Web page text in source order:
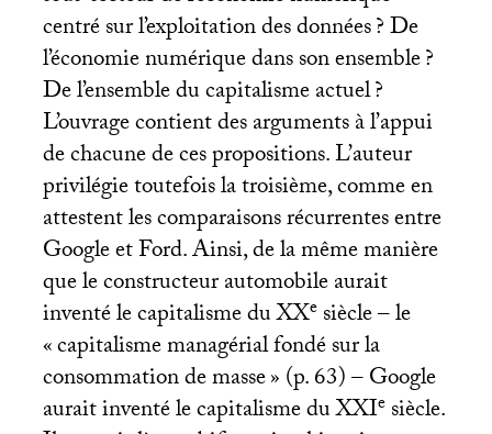
centré sur l’exploitation des données? De
l’économie numérique dans son ensemble?
De l’ensemble du capitalisme actuel?
L’ouvrage contient des arguments à l’appui
de chacune de ces propositions. L’auteur
privilégie toutefois la troisième, comme en
attestent les comparaisons récurrentes entre
Google et Ford. Ainsi, de la même manière
que le constructeur automobile aurait
inventé le capitalisme duXXesiècle – le
«capitalisme managérial fondé sur la
consommation de masse» (p. 63) – Google
aurait inventé le capitalisme duXXIesiècle.